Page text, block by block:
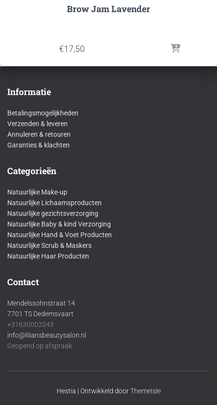
Brow Jam Lavender
€17,50
Informatie
Betalingsmogelijkheden
Verzenden & leveren
Annuleren & retouren
Garanties & klachten
Categorieën
Natuurlijke Make-up
Natuurlijke Lichaamsproducten
Natuurlijke gezichtsverzorging
Natuurlijke Baby & kind Verzorging
Natuurlijke Hand & Voet Producten
Natuurlijke Scrub & Maskers
Natuurlijke Haar Producten
Contact
Mendelssohnstraat 14
7701 TS Dedemsvaart
+31630002043
info@liliansbeautysalon.nl
Geopend op afspraak
Hestia | Ontwikkeld doorThemeIsle